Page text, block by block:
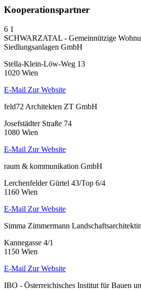
Kooperationspartner
6 1
SCHWARZATAL - Gemeinnützige
Siedlungsanlagen GmbH
Stella-Klein-Löw-Weg 13
1020 Wien
E-Mail Zur Website
feld72 Architekten ZT GmbH
Josefstädter Straße 74
1080 Wien
E-Mail Zur Website
raum & kommunikation GmbH
Lerchenfelder Gürtel 43/Top 6/4
1160 Wien
E-Mail Zur Website
Simma Zimmermann
Kannegasse 4/1
1150 Wien
E-Mail Zur Website
IBO - Österreichisches Institut für Bauen